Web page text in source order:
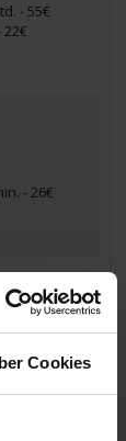
Cookies
- 55€
- 26€
2 Std. - 279€